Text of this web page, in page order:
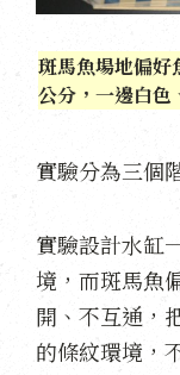
斑馬魚場地偏
公分，一邊白色
實驗分為三個
實驗設計水缸
境，而斑馬魚
開、不互通，
的條紋環境，